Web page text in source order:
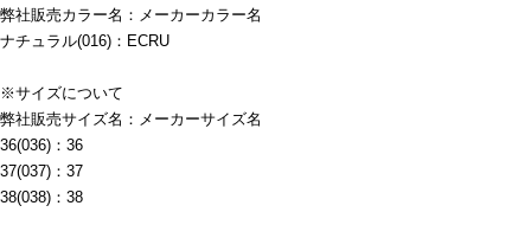
弊社販売カラー名：メーカーカラー名
ナチュラル(016)：ECRU
※サイズについて
弊社販売サイズ名：メーカーサイズ名
36(036)：36
37(037)：37
38(038)：38